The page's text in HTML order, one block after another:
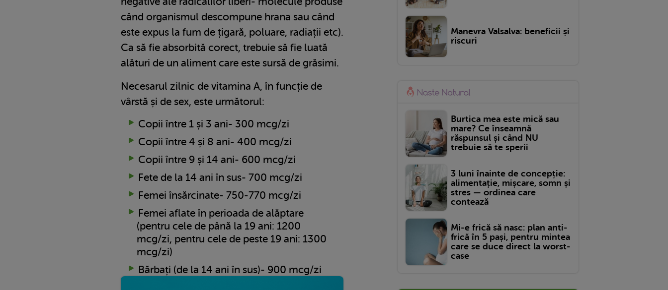
când organismul descompune hrana sau când
este expus la fum de țigară, poluare, radiații etc).
Ca să fie absorbită corect, trebuie să fie luată
alături de un aliment care este sursă de grăsimi.
Necesarul zilnic de vitamina A, în funcție de
vârstă și de sex, este următorul:
Copii între 1 și 3 ani- 300 mcg/zi
Copii între 4 și 8 ani- 400 mcg/zi
Copii între 9 și 14 ani- 600 mcg/zi
Fete de la 14 ani în sus- 700 mcg/zi
Femei însărcinate- 750-770 mcg/zi
Femei aflate în perioada de alăptare
(pentru cele de până la 19 ani: 1200
mcg/zi, pentru cele de peste 19 ani: 1300
mcg/zi)
Bărbați (de la 14 ani în sus)- 900 mcg/zi
Manevra Valsalva: beneficii și
riscuri
Burtica mea este mică sau
mare? Ce înseamnă
răspunsul și când NU
trebuie să te sperii
3 luni înainte de concepție:
alimentație, mișcare, somn și
stres — ordinea care
contează
Mi-e frică să nasc: plan anti-
frică în 5 pași, pentru mintea
care se duce direct la worst-
case